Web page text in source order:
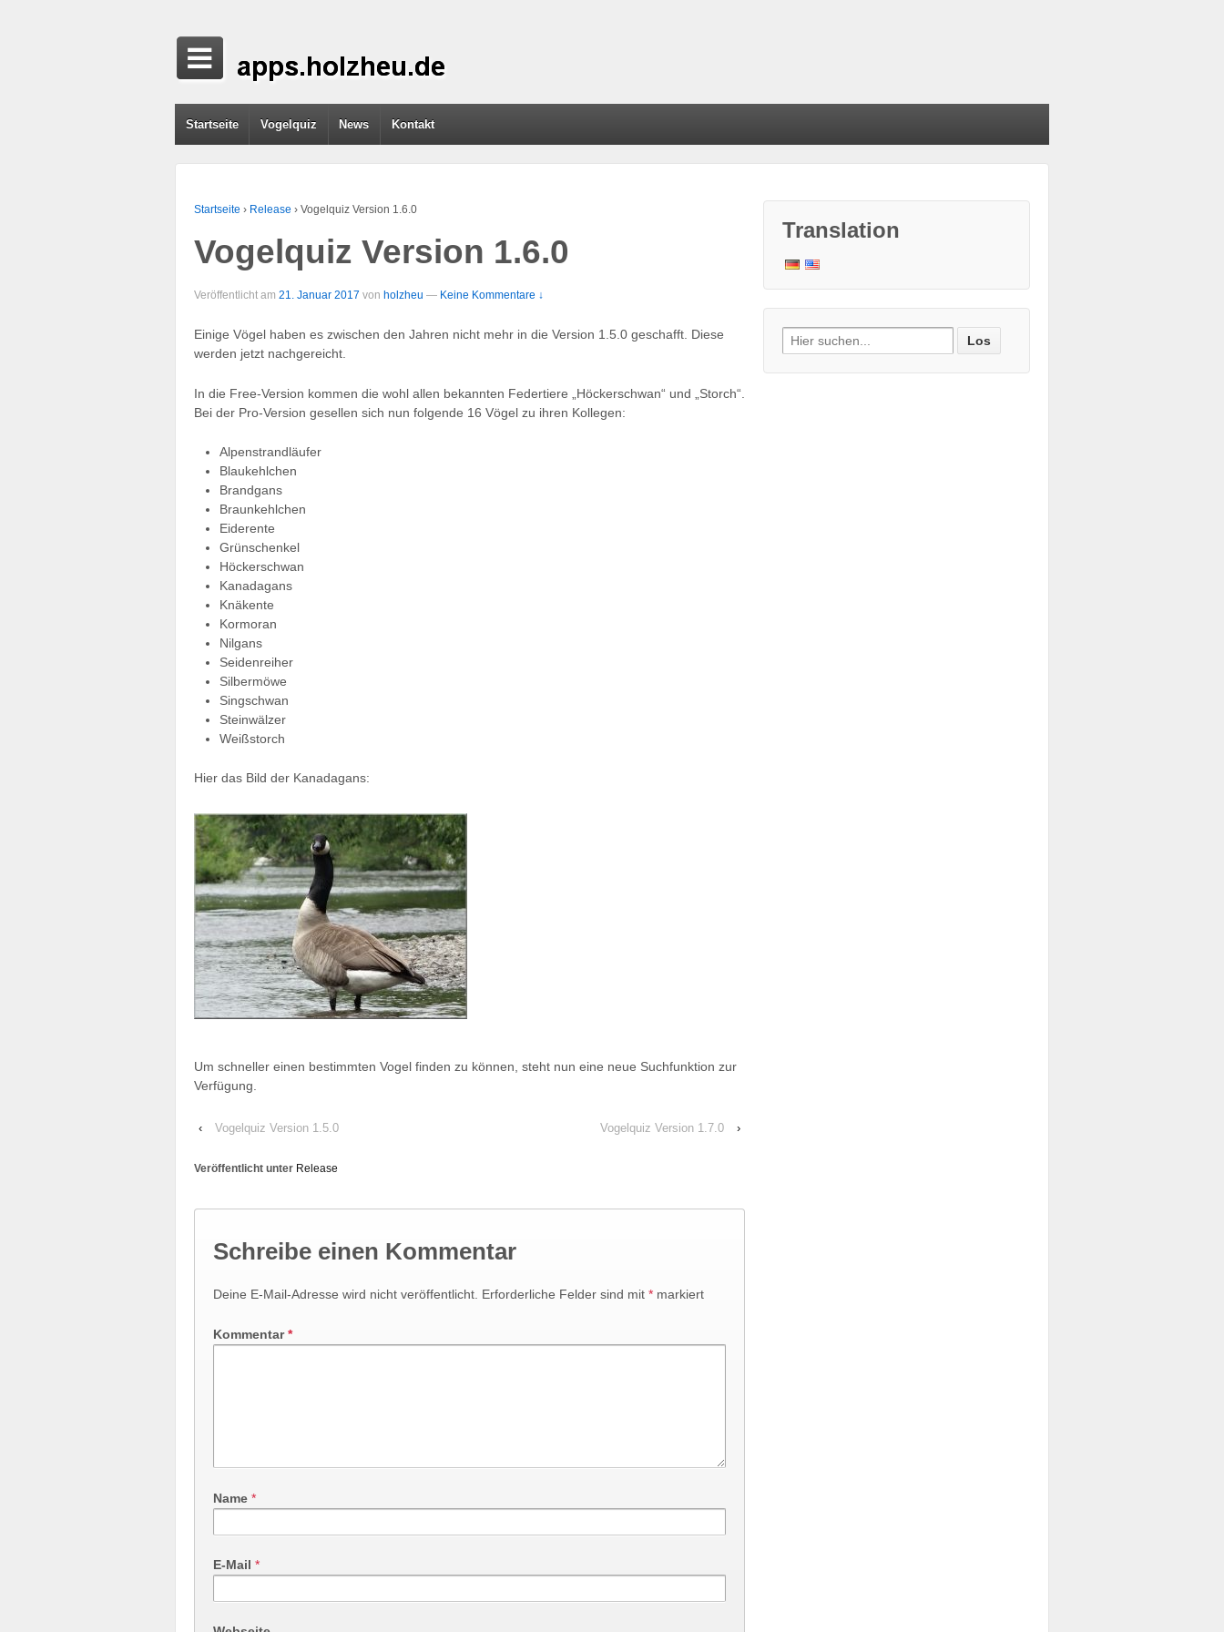
Startseite Vogelquiz News Kontakt
Startseite › Release › Vogelquiz Version 1.6.0
Vogelquiz Version 1.6.0
Veröffentlicht am 21. Januar 2017 von holzheu — Keine Kommentare ↓
Einige Vögel haben es zwischen den Jahren nicht mehr in die Version 1.5.0 geschafft. Diese
werden jetzt nachgereicht.
In die Free-Version kommen die wohl allen bekannten Federtiere „Höckerschwan“ und „Storch“.
Bei der Pro-Version gesellen sich nun folgende 16 Vögel zu ihren Kollegen:
Alpenstrandläufer
Blaukehlchen
Brandgans
Braunkehlchen
Eiderente
Grünschenkel
Höckerschwan
Kanadagans
Knäkente
Kormoran
Nilgans
Seidenreiher
Silbermöwe
Singschwan
Steinwälzer
Weißstorch
Hier das Bild der Kanadagans:
Um schneller einen bestimmten Vogel finden zu können, steht nun eine neue Suchfunktion zur
Verfügung.
‹ Vogelquiz Version 1.5.0 Vogelquiz Version 1.7.0 ›
Veröffentlicht unter Release
Schreibe einen Kommentar
Deine E-Mail-Adresse wird nicht veröffentlicht. Erforderliche Felder sind mit * markiert
Kommentar*
Name *
E-Mail *
Translation
Search
for: